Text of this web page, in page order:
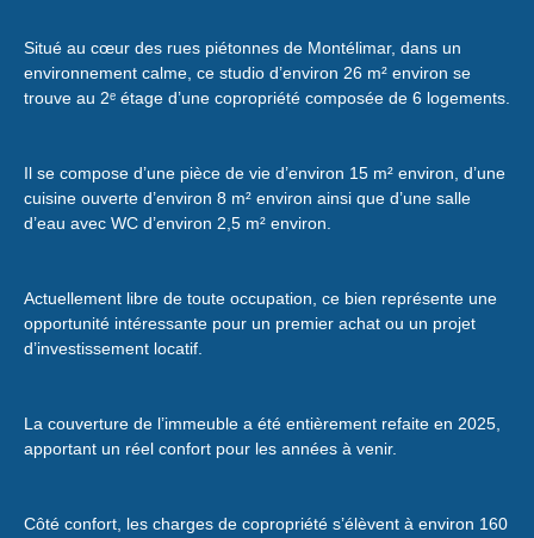
Situé au cœur des rues piétonnes de Montélimar, dans un
environnement calme, ce studio d’environ 26 m² environ se
trouve au 2ᵉ étage d’une copropriété composée de 6 logements.
Il se compose d’une pièce de vie d’environ 15 m² environ, d’une
cuisine ouverte d’environ 8 m² environ ainsi que d’une salle
d’eau avec WC d’environ 2,5 m² environ.
Actuellement libre de toute occupation, ce bien représente une
opportunité intéressante pour un premier achat ou un projet
d’investissement locatif.
La couverture de l’immeuble a été entièrement refaite en 2025,
apportant un réel confort pour les années à venir.
Côté confort, les charges de copropriété s’élèvent à environ 160